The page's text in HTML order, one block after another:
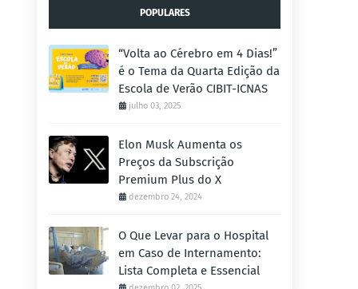
POPULARES
“Volta ao Cérebro em 4 Dias!”
é o Tema da Quarta Edição da
Escola de Verão CIBIT-ICNAS
julho 03, 2025
Elon Musk Aumenta os
Preços da Subscrição
Premium Plus do X
dezembro 24, 2024
O Que Levar para o Hospital
em Caso de Internamento:
Lista Completa e Essencial